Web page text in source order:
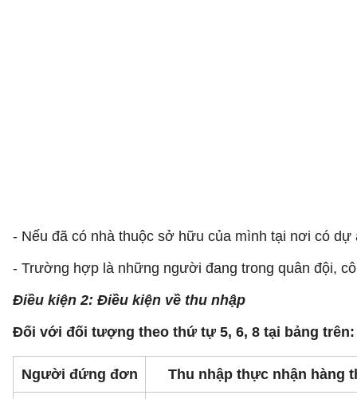
- Nếu đã có nhà thuộc sở hữu của mình tại nơi có
- Trường hợp là những người đang trong quân đội,
Điều kiện 2: Điều kiện về thu nhập
Đối với đối tượng theo thứ tự 5, 6, 8 tại bảng trên:
Người đứng đơn Thu nhập thực nhận hàng